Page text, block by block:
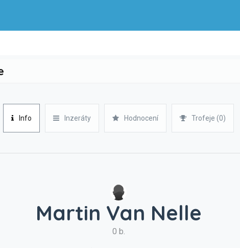
Info Inzeráty Hodnocení Trofeje (0)
Martin Van Nelle
0 b.